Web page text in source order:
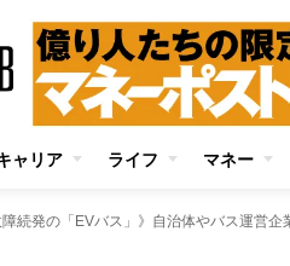
ャリア ライフ マネー